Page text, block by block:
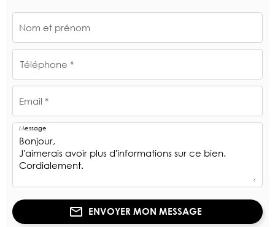
Nom et prénom
Téléphone *
Email *
Message
ENVOYER MON MESSAGE